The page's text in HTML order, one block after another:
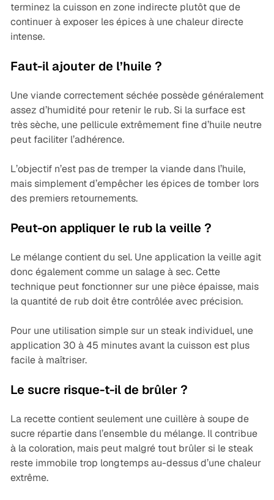
terminez la cuisson en zone indirecte plutôt que de
continuer à exposer les épices à une chaleur directe
intense.
Faut-il ajouter de l’huile ?
Une viande correctement séchée possède généralement
assez d’humidité pour retenir le rub. Si la surface est
très sèche, une pellicule extrêmement fine d’huile neutre
peut faciliter l’adhérence.
L’objectif n’est pas de tremper la viande dans l’huile,
mais simplement d’empêcher les épices de tomber lors
des premiers retournements.
Peut-on appliquer le rub la veille ?
Le mélange contient du sel. Une application la veille agit
donc également comme un salage à sec. Cette
technique peut fonctionner sur une pièce épaisse, mais
la quantité de rub doit être contrôlée avec précision.
Pour une utilisation simple sur un steak individuel, une
application 30 à 45 minutes avant la cuisson est plus
facile à maîtriser.
Le sucre risque-t-il de brûler ?
La recette contient seulement une cuillère à soupe de
sucre répartie dans l’ensemble du mélange. Il contribue
à la coloration, mais peut malgré tout brûler si le steak
reste immobile trop longtemps au-dessus d’une chaleur
extrême.